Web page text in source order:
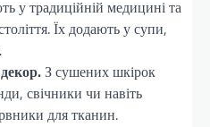
у традиційній медицині та
Їх додають у супи,
З сушених шкірок
свічники чи навіть
для тканин.